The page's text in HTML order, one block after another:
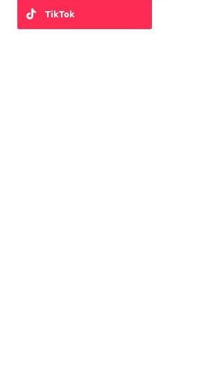
TikTok